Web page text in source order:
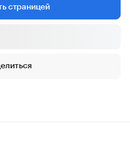
страницей